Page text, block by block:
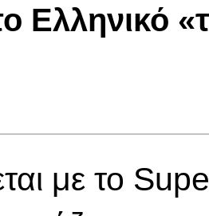
Ελληνικό
με το